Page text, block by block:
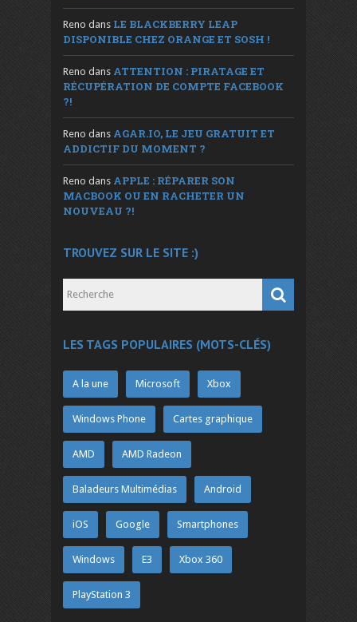
Reno dans LE BLACKBERRY LEAP
DISPONIBLE CHEZ ORANGE ET SOSH !
Reno dans ATTENTION : PIRATAGE ET
RÉCUPÉRATION DE COMPTE FACEBOOK
?!
Reno dans AGAR.IO, LE JEU GRATUIT ET
ADDICTIF DU MOMENT ?
Reno dans APPLE : RÉPARER SON
MACBOOK OU EN RACHETER UN
NOUVEAU ?!
TROUVEZ SUR LE SITE :)
LES TAGS POPULAIRES (MOTS-CLÉS)
A la une Microsoft Xbox
Windows Phone Cartes graphique
AMD AMD Radeon
Baladeurs Multimédias Android
iOS Google Smartphones
Windows E3 Xbox 360
PlayStation 3